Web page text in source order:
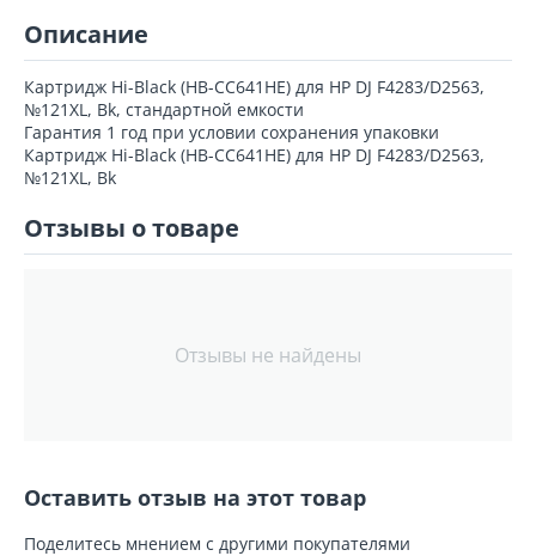
Описание
Картридж Hi-Black (HB-CC641HE) для HP DJ F4283/D2563,
№121XL, Bk, стандартной емкости
Гарантия 1 год при условии сохранения упаковки
Картридж Hi-Black (HB-CC641HE) для HP DJ F4283/D2563,
№121XL, Bk
Отзывы о товаре
Отзывы не найдены
Оставить отзыв на этот товар
Поделитесь мнением с другими покупателями